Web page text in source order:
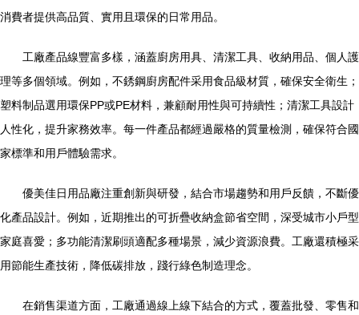
消費者提供高品質、實用且環保的日常用品。
工廠產品線豐富多樣，涵蓋廚房用具、清潔工具、收納用品、個人護
理等多個領域。例如，不銹鋼廚房配件采用食品級材質，確保安全衛生；
塑料制品選用環保PP或PE材料，兼顧耐用性與可持續性；清潔工具設計
人性化，提升家務效率。每一件產品都經過嚴格的質量檢測，確保符合國
家標準和用戶體驗需求。
優美佳日用品廠注重創新與研發，結合市場趨勢和用戶反饋，不斷優
化產品設計。例如，近期推出的可折疊收納盒節省空間，深受城市小戶型
家庭喜愛；多功能清潔刷頭適配多種場景，減少資源浪費。工廠還積極采
用節能生產技術，降低碳排放，踐行綠色制造理念。
在銷售渠道方面，工廠通過線上線下結合的方式，覆蓋批發、零售和